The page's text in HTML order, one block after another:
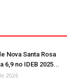
Nova Santa Rosa
6,9 no IDEB 2025...
2026